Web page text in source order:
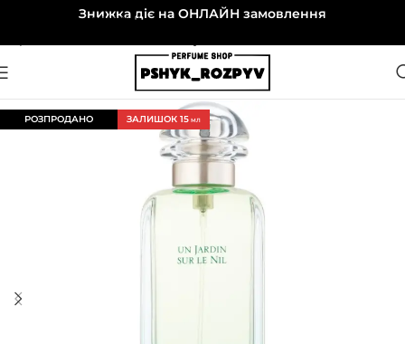
Перейти до навігаціїЗнижка діє на ОНЛАЙН замовлення
РОЗПРОДАНО ЗАЛИШОК 15 МЛ